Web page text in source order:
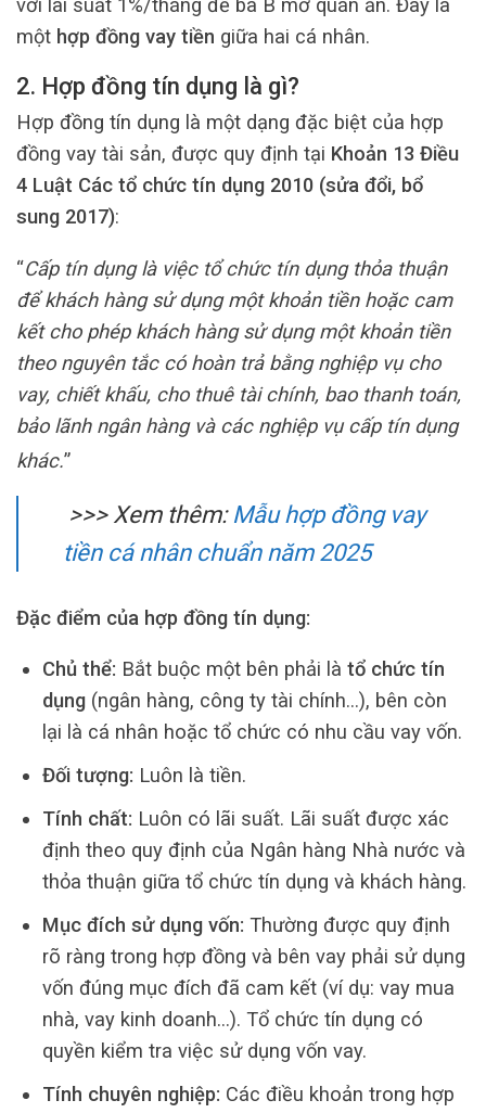
một hợp đồng vay tiền giữa hai cá nhân.
2. Hợp đồng tín dụng là gì?
Hợp đồng tín dụng là một dạng đặc biệt của hợp
đồng vay tài sản, được quy định tại Khoản 13 Điều
4 Luật Các tổ chức tín dụng 2010 (sửa đổi, bổ
sung 2017):
“Cấp tín dụng là việc tổ chức tín dụng thỏa thuận
để khách hàng sử dụng một khoản tiền hoặc cam
kết cho phép khách hàngsử dụng một khoản tiền
theo nguyên tắc có hoàn trả bằng nghiệp vụ cho
vay, chiết khấu, cho thuê tài chính, bao thanh toán,
bảo lãnh ngân hàng và các nghiệp vụ cấp tín dụng
khác.”
>>> Xem thêm: Mẫu hợp đồng vay
tiền cá nhân chuẩn năm 2025
Đặc điểm của hợp đồng tín dụng:
Chủ thể: Bắt buộc một bên phải là tổ chức tín
dụng(ngân hàng, công ty tài chính…), bên còn
lại là cá nhân hoặc tổ chức có nhu cầu vay vốn.
Đối tượng: Luôn là tiền.
Tính chất: Luôn có lãi suất. Lãi suất được xác
định theo quy định của Ngân hàng Nhà nước và
thỏa thuận giữa tổ chức tín dụng và khách hàng.
Mục đích sử dụng vốn: Thường được quy định
rõ ràng trong hợp đồng và bên vay phải sử dụng
vốn đúng mục đích đã cam kết (ví dụ: vay mua
nhà, vay kinh doanh…). Tổ chức tín dụng có
quyền kiểm tra việc sử dụng vốn vay.
Tính chuyên nghiệp: Các điều khoản trong hợp